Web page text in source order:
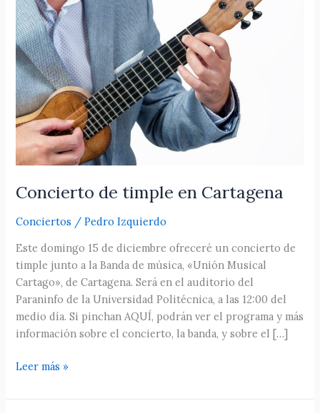
Concierto de timple en Cartagena
Conciertos /Pedro Izquierdo
Este domingo 15 de diciembre ofreceré un concierto de
timple junto a la Banda de música, «Unión Musical
Cartago», de Cartagena. Será en el auditorio del
Paraninfo de la Universidad Politécnica, a las 12:00 del
medio día. Si pinchan AQUÍ, podrán ver el programa y más
información sobre el concierto, la banda, y sobre el […]
Leer más »